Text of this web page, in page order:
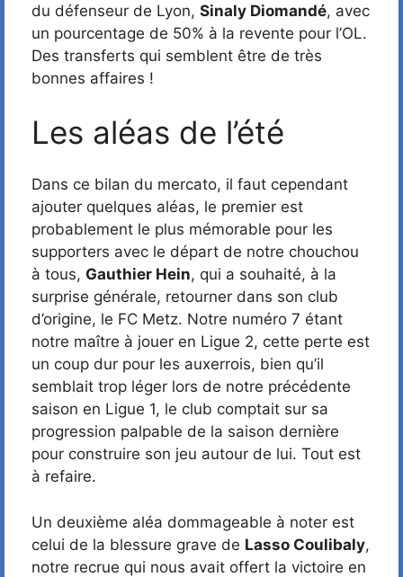
du défenseur de Lyon, Sinaly Diomandé, avec
un pourcentage de 50% à la revente pour l’OL.
Des transferts qui semblent être de très
bonnes affaires !
Les aléas de l’été
Dans ce bilan du mercato, il faut cependant
ajouter quelques aléas, le premier est
probablement le plus mémorable pour les
supporters avec le départ de notre chouchou
à tous, Gauthier Hein, qui a souhaité, à la
surprise générale, retourner dans son club
d’origine, le FC Metz. Notre numéro 7 étant
notre maître à jouer en Ligue 2, cette perte est
un coup dur pour les auxerrois, bien qu’il
semblait trop léger lors de notre précédente
saison en Ligue 1, le club comptait sur sa
progression palpable de la saison dernière
pour construire son jeu autour de lui. Tout est
à refaire.
Un deuxième aléa dommageable à noter est
celui de la blessure grave de Lasso Coulibaly,
notre recrue qui nous avait offert la victoire en